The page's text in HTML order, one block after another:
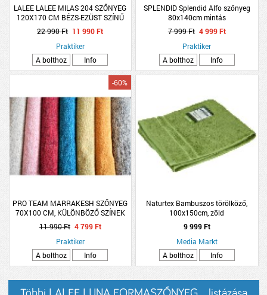
LALEE LALEE MILAS 204 SZŐNYEG
120X170 CM BÉZS-EZÜST SZÍNŰ
22 990 Ft 11 990 Ft
Praktiker
A bolthoz
Info
SPLENDID Splendid Alfo szőnyeg
80x140cm mintás
7 999 Ft 4 999 Ft
Praktiker
A bolthoz
Info
PRO TEAM MARRAKESH SZŐNYEG
70X100 CM, KÜLÖNBÖZŐ SZÍNEK
-60%
11 990 Ft 4 799 Ft
Praktiker
A bolthoz
Info
Naturtex Bambuszos törölköző,
100x150cm, zöld
9 999 Ft
Media Markt
A bolthoz
Info